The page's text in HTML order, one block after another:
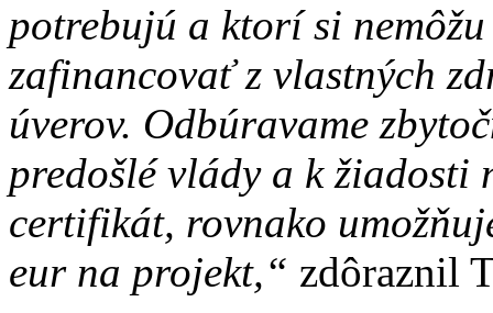
potrebujú a ktorí si
zafinancovať z vlastných
úverov. Odbúravame
predošlé vlády a k žiadosti
certifikát, rovnako
eur na projekt,“ zdôraznil